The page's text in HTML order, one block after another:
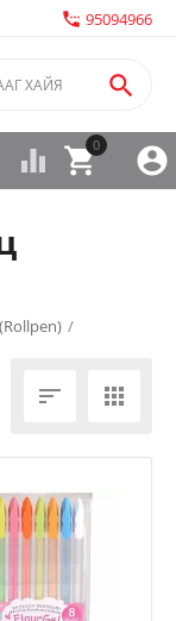
settings_phone 95094966


0


/
 